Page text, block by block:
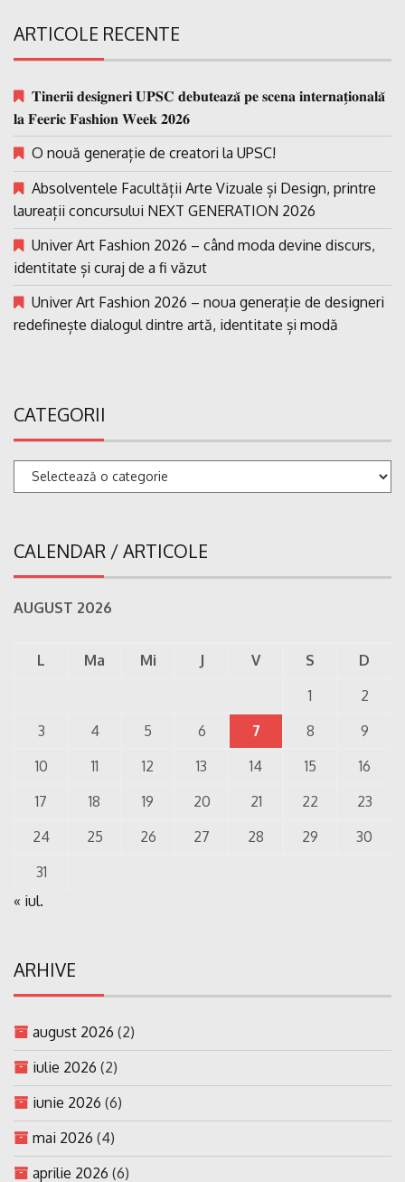
ARTICOLE RECENTE
𝐓𝐢𝐧𝐞𝐫𝐢𝐢 𝐝𝐞𝐬𝐢𝐠𝐧𝐞𝐫𝐢 𝐔𝐏𝐒𝐂 𝐝𝐞𝐛𝐮𝐭𝐞𝐚𝐳𝐚̆ 𝐩𝐞 𝐬𝐜𝐞𝐧𝐚 𝐢𝐧𝐭𝐞𝐫𝐧𝐚𝐭̗𝐢𝐨𝐧𝐚𝐥𝐚̆
𝐥𝐚 𝐅𝐞𝐞𝐫𝐢𝐜 𝐅𝐚𝐬𝐡𝐢𝐨𝐧 𝐖𝐞𝐞𝐤 𝟐𝟎𝟐𝟔
O nouă generație de creatori la UPSC!
Absolventele Facultății Arte Vizuale și Design, printre
laureații concursului NEXT GENERATION 2026
Univer Art Fashion 2026 – când moda devine discurs,
identitate și curaj de a fi văzut
Univer Art Fashion 2026 – noua generație de designeri
redefinește dialogul dintre artă, identitate și modă
CATEGORII
Categorii
CALENDAR / ARTICOLE
AUGUST 2026
L Ma Mi J V S
D
1
2
3
4 5 6 7 8
9
10
11 12 13 14 15
16
17
18 19 20 21 22
23
24
25 26 27 28 29
30
31
« iul.
ARHIVE
august 2026 (2)
iulie 2026 (2)
iunie 2026 (6)
mai 2026 (4)
aprilie 2026 (6)